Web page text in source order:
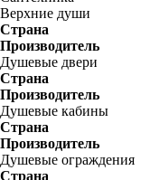
Верхние души
Страна
Производитель
Душевые двери
Страна
Производитель
Душевые кабины
Страна
Производитель
Душевые ограждения
Страна